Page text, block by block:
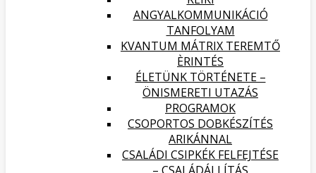
ANGYALKOMMUNIKÁCIÓ
TANFOLYAM
KVANTUM MÁTRIX TEREMTŐ
ÈRINTÉS
ÉLETÜNK TÖRTÉNETE –
ÖNISMERETI UTAZÁS
PROGRAMOK
CSOPORTOS DOBKÉSZÍTÉS
ARIKÁNNAL
CSALÁDI CSIPKÉK FELFEJTÉSE